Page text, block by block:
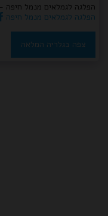
הפלגה לגמלאים מנמל חיפה
הפלגה לגמלאים מנמל חיפה
צפה בגלריה המלאה